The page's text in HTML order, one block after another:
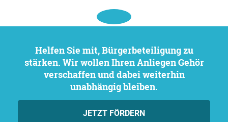
Helfen Sie mit, Bürgerbeteiligung zu
stärken. Wir wollen Ihren Anliegen Gehör
verschaffen und dabei weiterhin
unabhängig bleiben.
JETZT FÖRDERN